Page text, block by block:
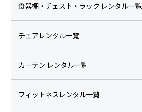
食器棚・チェスト・ラック レンタル一覧
チェアレンタル一覧
カーテン レンタル一覧
フィットネスレンタル一覧